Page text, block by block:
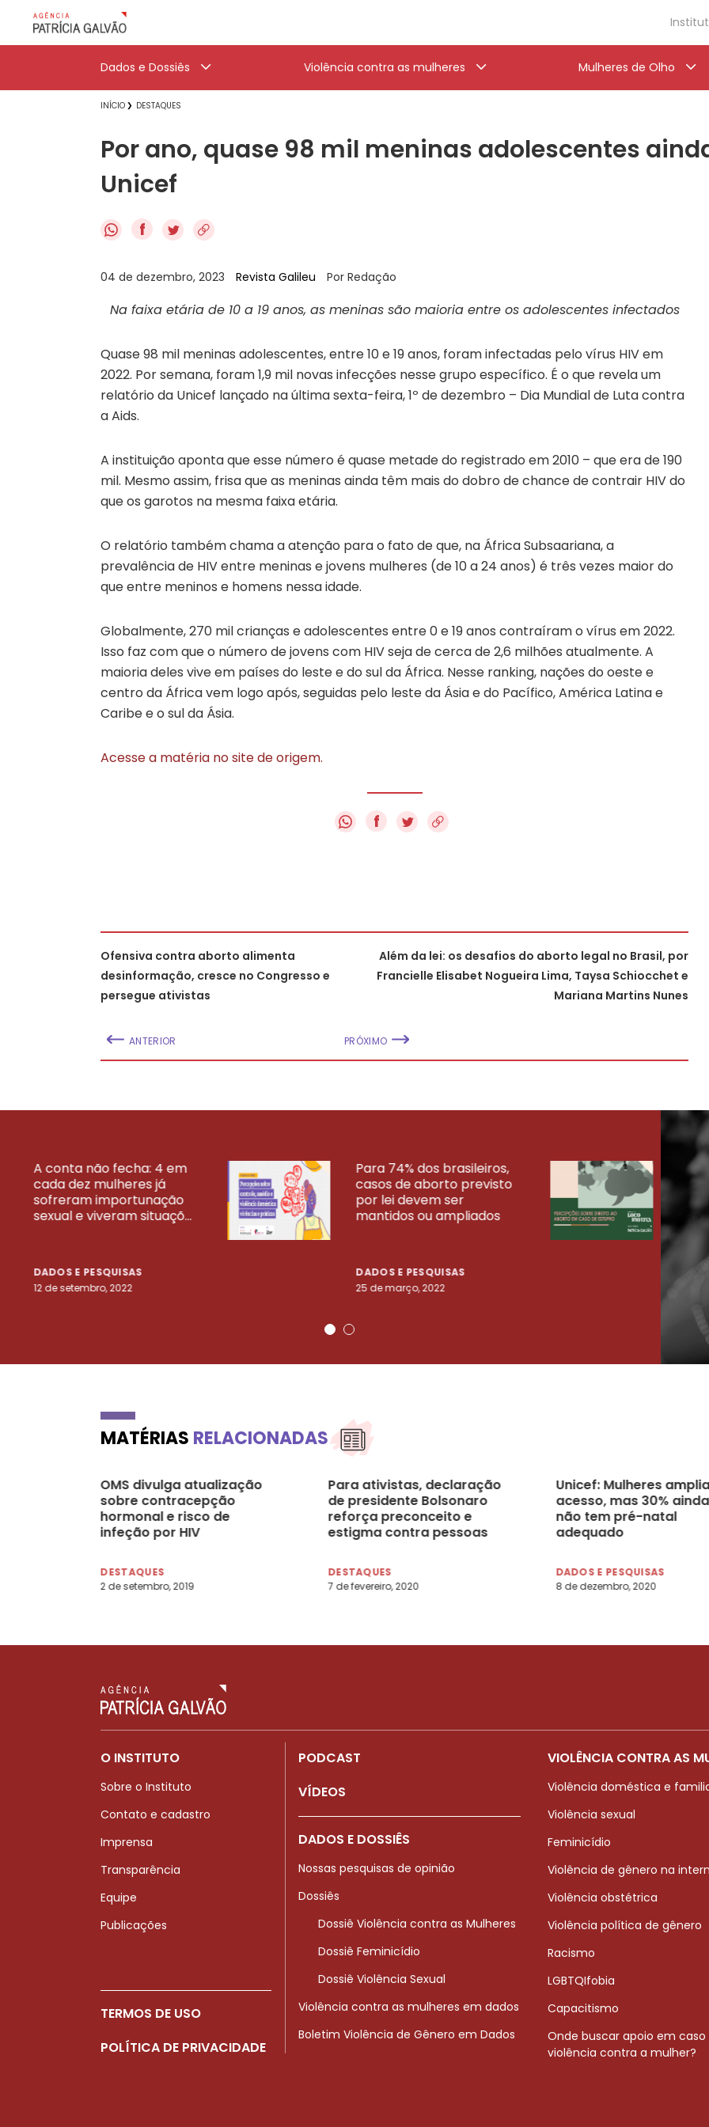
Dados e Dossiês Violência contra as mulheres Mulheres de Olho
INÍCIO DESTAQUES
Por ano, quase 98 mil meninas adolescentes
Unicef
f
04 de dezembro, 2023 Revista Galileu Por Redação
Na faixa etária de 10 a 19 anos, as meninas são maioria entre os adolescentes infectados
Quase 98 mil meninas adolescentes, entre 10 e 19 anos, foram infectadas pelo vírus HIV em
2022. Por semana, foram 1,9 mil novas infecções nesse grupo específico. É o que revela um
relatório da Unicef lançado na última sexta-feira, 1º de dezembro – Dia Mundial de Luta contra
a Aids.
A instituição aponta que esse número é quase metade do registrado em 2010 – que era de 190
mil. Mesmo assim, frisa que as meninas ainda têm mais do dobro de chance de contrair HIV do
que os garotos na mesma faixa etária.
O relatório também chama a atenção para o fato de que, na África Subsaariana, a
prevalência de HIV entre meninas e jovens mulheres (de 10 a 24 anos) é três vezes maior do
que entre meninos e homens nessa idade.
Globalmente, 270 mil crianças e adolescentes entre 0 e 19 anos contraíram o vírus em 2022.
Isso faz com que o número de jovens com HIV seja de cerca de 2,6 milhões atualmente. A
maioria deles vive em países do leste e do sul da África. Nesse ranking, nações do oeste e
centro da África vem logo após, seguidas pelo leste da Ásia e do Pacífico, América Latina e
Caribe e o sul da Ásia.
Acesse a matéria no site de origem.
f
Ofensiva contra aborto alimenta
desinformação, cresce no Congresso e
persegue ativistas
ANTERIOR
Além da lei: os desafios do aborto legal no Brasil, por
Francielle Elisabet Nogueira Lima, Taysa Schiocchet e
Mariana Martins Nunes
PRÓXIMO
A conta não fecha: 4 em
cada dez mulheres já
sofreram importunação
sexual e viveram situaçõ...
DADOS E PESQUISAS
12 de setembro, 2022
Para 74% dos brasileiros,
casos de aborto previsto
por lei devem ser
mantidos ou ampliados
DADOS E PESQUISAS
25 de março, 2022
23
VEJA MAIS PESQUISAS
MATÉRIAS RELACIONADAS
OMS divulga atualização
sobre contracepção
hormonal e risco de
infeção por HIV
DESTAQUES
2 de setembro, 2019
Para ativistas, declaração
de presidente Bolsonaro
reforça preconceito e
estigma contra pessoas
DESTAQUES
7 de fevereiro, 2020
Unicef: Mulheres
acesso, mas 30% ainda
não tem pré-natal
adequado
DADOS E PESQUISAS
8 de dezembro, 2020
O INSTITUTO
Sobre o Instituto
Contato e cadastro
Imprensa
Transparência
Equipe
Publicações
TERMOS DE USO
POLÍTICA DE PRIVACIDADE
PODCAST
VÍDEOS
DADOS E DOSSIÊS
Nossas pesquisas de opinião
Dossiês
Dossiê Violência contra as Mulheres
Dossiê Feminicídio
Dossiê Violência Sexual
Violência contra as mulheres em dados
Boletim Violência de Gênero em Dados
VIOLÊNCIA CONTRA AS
Violência doméstica e
Violência sexual
Feminicídio
Violência de gênero na
Violência obstétrica
Violência política de gênero
Racismo
LGBTQIfobia
Capacitismo
Onde buscar apoio em caso
violência contra a mulher?